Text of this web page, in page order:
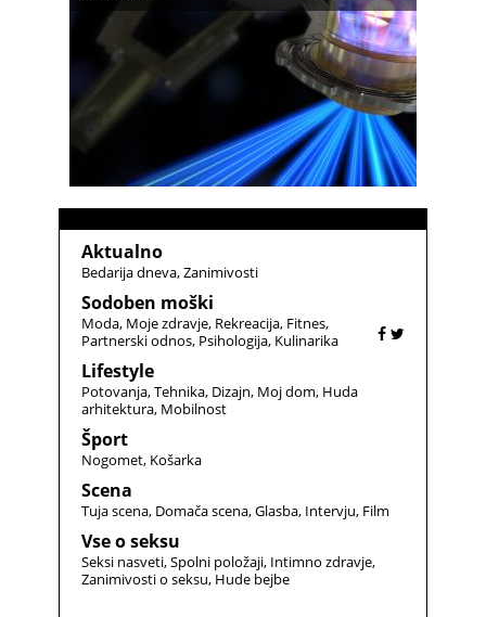
Aktualno
Bedarija dneva Zanimivosti
Sodoben moški
Moda Moje zdravje Rekreacija Fitnes
Partnerski odnos Psihologija Kulinarika
Lifestyle
Potovanja Tehnika Dizajn Moj dom Huda
arhitektura Mobilnost
Šport
Nogomet Košarka
Scena
Tuja scena Domača scena Glasba Intervju Film
Vse o seksu
Seksi nasveti Spolni položaji Intimno zdravje
Zanimivosti o seksu Hude bejbe